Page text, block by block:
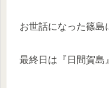
お世話になった篠島
最終日は『日間賀島